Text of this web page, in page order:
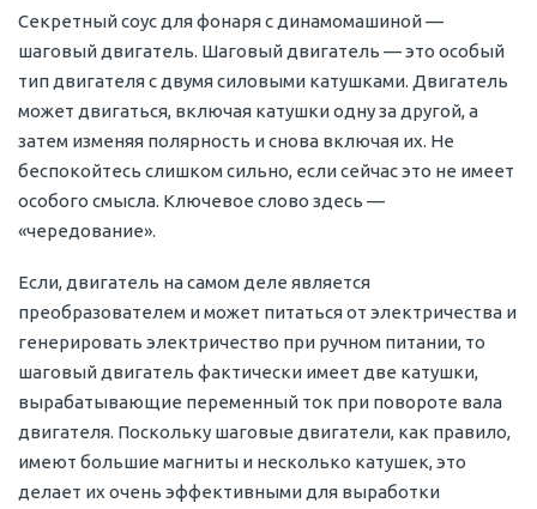
Секретный соус для фонаря с динамомашиной —
шаговый двигатель. Шаговый двигатель — это особый
тип двигателя с двумя силовыми катушками. Двигатель
может двигаться, включая катушки одну за другой, а
затем изменяя полярность и снова включая их. Не
беспокойтесь слишком сильно, если сейчас это не имеет
особого смысла. Ключевое слово здесь —
«чередование».
Если, двигатель на самом деле является
преобразователем и может питаться от электричества и
генерировать электричество при ручном питании, то
шаговый двигатель фактически имеет две катушки,
вырабатывающие переменный ток при повороте вала
двигателя. Поскольку шаговые двигатели, как правило,
имеют большие магниты и несколько катушек, это
делает их очень эффективными для выработки